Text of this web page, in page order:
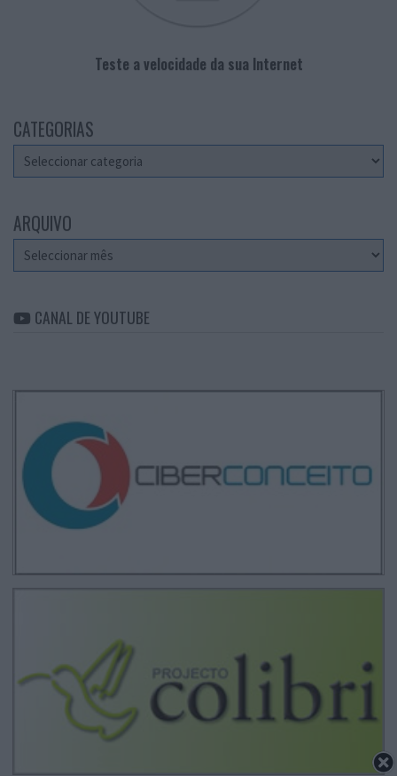
Teste a velocidade da sua Internet
CATEGORIAS
Categorias
ARQUIVO
Arquivo
CANAL DE YOUTUBE